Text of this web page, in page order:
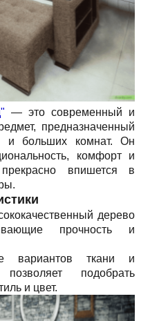
— это современный и
предназначенный
и больших комнат. Он
комфорт и
прекрасно впишется в
дерево
прочность и
вариантов ткани и
подобрать
и цвет.